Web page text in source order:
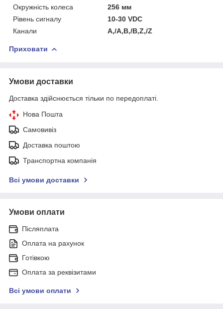
Окружність колеса
256 мм
Рівень сигналу
10-30 VDC
Канали
A,/A,B,/B,Z,/Z
Приховати
Умови доставки
Доставка здійснюється тільки по передоплаті.
Нова Пошта
Самовивіз
Доставка поштою
Транспортна компанія
Всі умови доставки
Умови оплати
Післяплата
Оплата на рахунок
Готівкою
Оплата за реквізитами
Всі умови оплати